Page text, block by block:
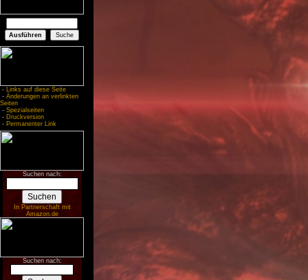
- Links auf diese Seite
- Änderungen an verlinkten
Seiten
- Spezialseiten
- Druckversion
- Permanenter Link
Suchen nach:
In Partnerschaft mit
Amazon.de
Suchen nach: